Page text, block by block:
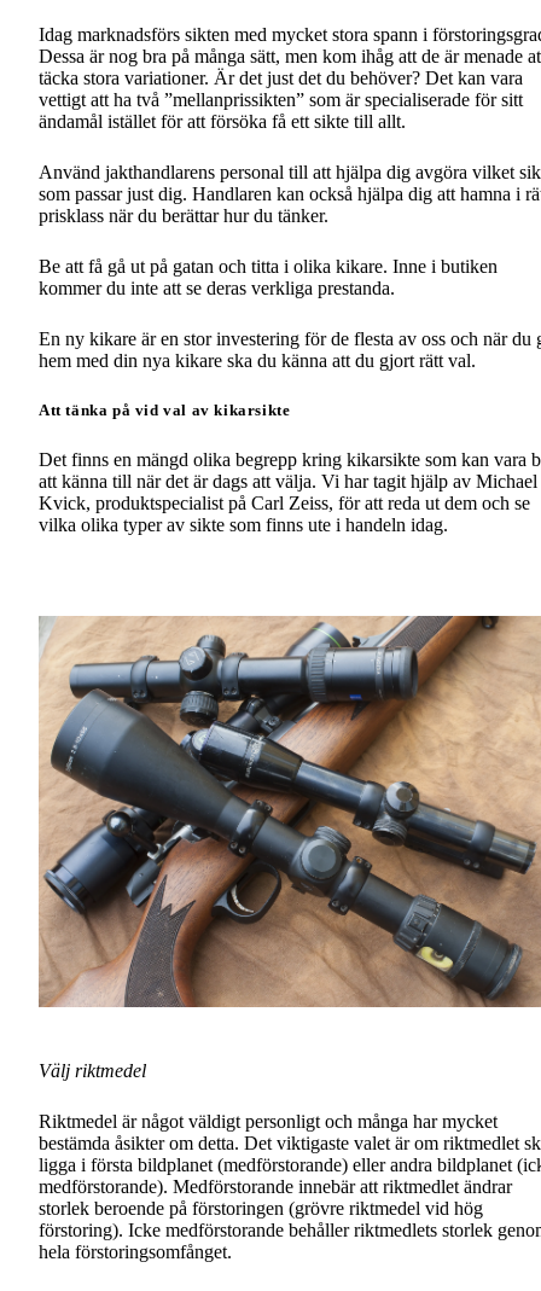
Idag marknadsförs sikten med mycket stora spann i
Dessa är nog bra på många sätt, men kom ihåg att de är menade
täcka stora variationer. Är det just det du behöver? Det kan vara
vettigt att ha två ”mellanprissikten” som är specialiserade för sitt
ändamål istället för att försöka få ett sikte till allt.
Använd jakthandlarens personal till att hjälpa dig avgöra vilket
som passar just dig. Handlaren kan också hjälpa dig att hamna i
prisklass när du berättar hur du tänker.
Be att få gå ut på gatan och titta i olika kikare. Inne i butiken
kommer du inte att se deras verkliga prestanda.
En ny kikare är en stor investering för de flesta av oss och när du
hem med din nya kikare ska du känna att du gjort rätt val.
Att tänka på vid val av kikarsikte
Det finns en mängd olika begrepp kring kikarsikte som kan vara
att känna till när det är dags att välja. Vi har tagit hjälp av Michael
Kvick, produktspecialist på Carl Zeiss, för att reda ut dem och se
vilka olika typer av sikte som finns ute i handeln idag.
Välj riktmedel
Riktmedel är något väldigt personligt och många har mycket
bestämda åsikter om detta. Det viktigaste valet är om riktmedlet
ligga i första bildplanet (medförstorande) eller andra bildplanet
medförstorande). Medförstorande innebär att riktmedlet ändrar
storlek beroende på förstoringen (grövre riktmedel vid hög
förstoring). Icke medförstorande behåller riktmedlets storlek
hela förstoringsomfånget.